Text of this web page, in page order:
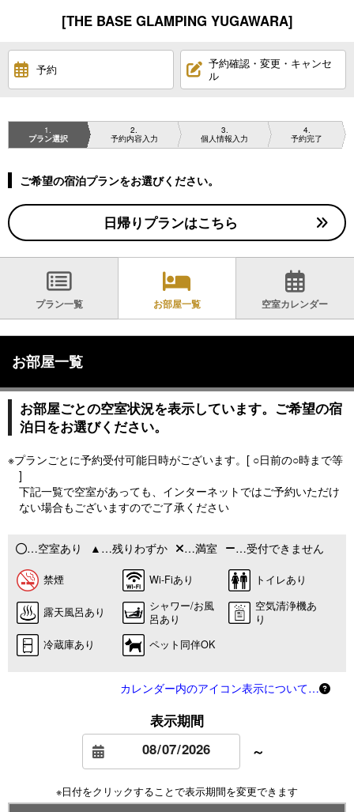
[THE BASE GLAMPING YUGAWARA]
予約
予約確認・変更・キャンセ
ル
1
プラン選択
2
予約内容入力
3
個人情報入力
4
予約完了
ご希望の宿泊プランをお選びください。
日帰りプランはこちら
プラン一覧 お部屋一覧 空室カレンダー
お部屋一覧
お部屋ごとの空室状況を表示しています。ご希望の宿
泊日をお選びください。
※プランごとに予約受付可能日時がございます。[ ○日前の○時まで等
]
下記一覧で空室があっても、インターネットではご予約いただけ
ない場合もございますのでご了承ください
…空室あり …残りわずか …満室 …受付できません
禁煙 Wi-Fiあり トイレあり
露天風呂あり
シャワー/お風
呂あり
空気清浄機あ
り
冷蔵庫あり
ペット同伴OK
カレンダー内のアイコン表示について…
表示期間
～
※日付をクリックすることで表示期間を変更できます